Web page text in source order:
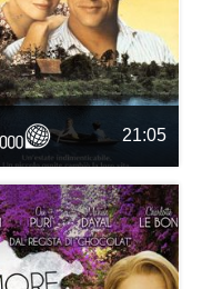
21:05